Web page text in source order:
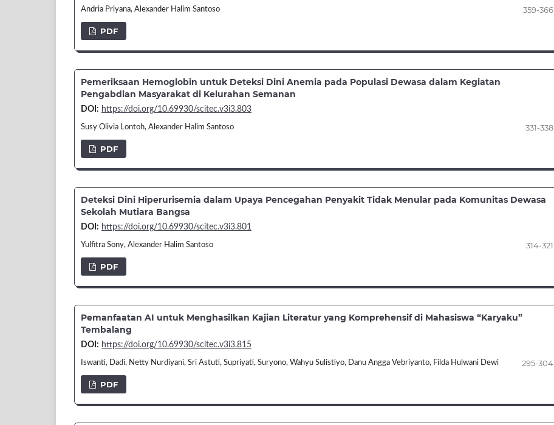
Andria Priyana, Alexander Halim Santoso 359-366
PDF
Pemeriksaan Hemoglobin untuk Deteksi Dini Anemia pada Populasi Dewasa dalam Kegiatan
Pengabdian Masyarakat di Kelurahan Semanan
DOI: https://doi.org/10.69930/scitec.v3i3.803
Susy Olivia Lontoh, Alexander Halim Santoso 331-338
PDF
Deteksi Dini Hiperurisemia dalam Upaya Pencegahan Penyakit Tidak Menular pada Komunitas Dewasa
Sekolah Mutiara Bangsa
DOI: https://doi.org/10.69930/scitec.v3i3.801
Yulfitra Sony, Alexander Halim Santoso 314-321
PDF
Pemanfaatan AI untuk Menghasilkan Kajian Literatur yang Komprehensif di Mahasiswa “Karyaku”
Tembalang
DOI: https://doi.org/10.69930/scitec.v3i3.815
Iswanti, Dadi, Netty Nurdiyani, Sri Astuti, Supriyati, Suryono, Wahyu Sulistiyo, Danu Angga Vebriyanto, Filda Hulwani Dewi 295-304
PDF